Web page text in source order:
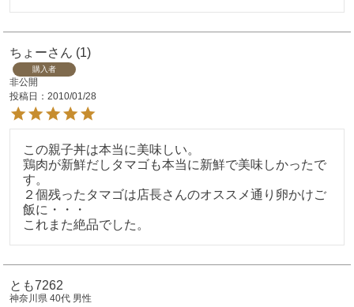
ちょーさん 1
購入者
非公開
投稿日
2010/01/28
この親子丼は本当に美味しい。
鶏肉が新鮮だしタマゴも本当に新鮮で美味しかったで
す。
２個残ったタマゴは店長さんのオススメ通り卵かけご
飯に・・・
これまた絶品でした。
とも7262
神奈川県 40代 男性